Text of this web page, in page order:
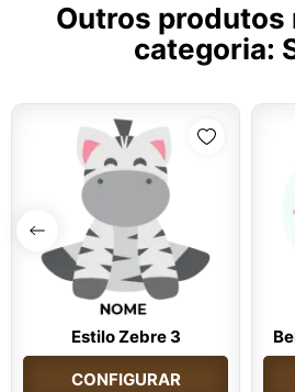
Outros produtos
categoria:
Estilo Zebre 3
CONFIGURAR